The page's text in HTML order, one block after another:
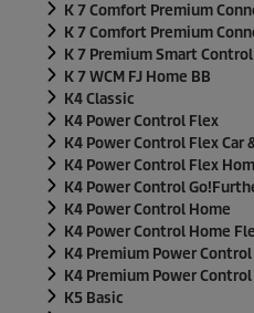
K 7 Comfort Premium
K 7 Comfort Premium
K 7 Premium Smart
K 7 WCM FJ Home BB
K4 Classic
K4 Power Control Flex
K4 Power Control Flex Car
K4 Power Control Flex
K4 Power Control
K4 Power Control Home
K4 Power Control Home
K4 Premium Power
K4 Premium Power
K5 Basic